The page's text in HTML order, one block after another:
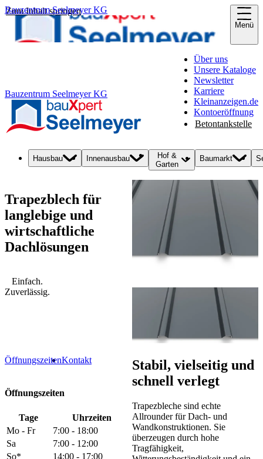
Zum Inhalt springen
Bauzentrum Seelmeyer KG
Menü
Bauzentrum Seelmeyer KG
Über uns
Unsere Kataloge
Newsletter
Karriere
Kleinanzeigen.de
Kontoeröffnung
Betontankstelle
Hausbau Innenausbau
Hof &
Garten
Baumarkt
Trapezblech für
langlebige und
wirtschaftliche
Dachlösungen
Einfach.
Zuverlässig.
ÖffnungszeitenKontakt
Öffnungszeiten
Tage
Uhrzeiten
Mo - Fr
7:00 - 18:00
Sa
7:00 - 12:00
So*
14:00 - 17:00
Stabil, vielseitig und
schnell verlegt
Trapezbleche sind echte
Allrounder für Dach- und
Wandkonstruktionen. Sie
überzeugen durch hohe
Tragfähigkeit,